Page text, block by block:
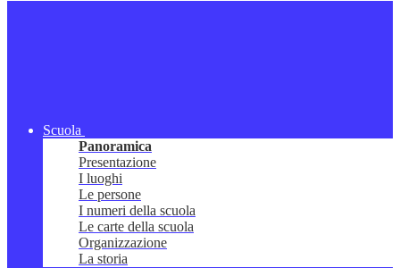
Scuola
Panoramica
Presentazione
I luoghi
Le persone
I numeri della scuola
Le carte della scuola
Organizzazione
La storia